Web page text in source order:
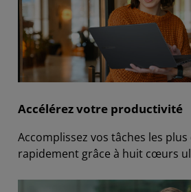
Accélérez votre productivité
Accomplissez vos tâches les
rapidement grâce à huit cœurs